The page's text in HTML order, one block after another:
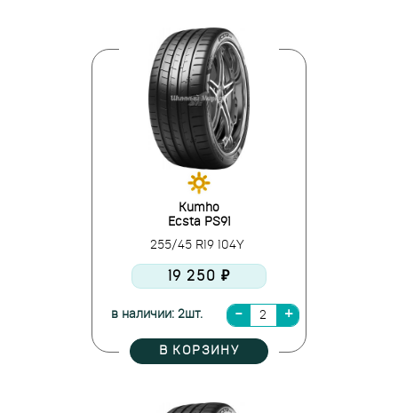
Kumho
Ecsta PS91
255/45 R19 104Y
19 250 ₽
в наличии: 2шт.
В КОРЗИНУ